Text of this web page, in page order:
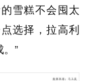
雪糕不会囤太
选择，拉高利
”